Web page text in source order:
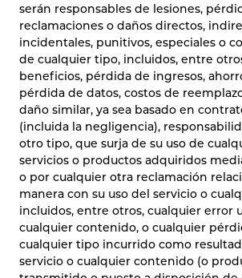
serán responsables de lesiones,
reclamaciones o daños directos,
incidentales, punitivos, especiales o
de cualquier tipo, incluidos, entre
beneficios, pérdida de ingresos,
pérdida de datos, costos de
daño similar, ya sea basado en
(incluida la negligencia),
otro tipo, que surja de su uso de
servicios o productos adquiridos
o por cualquier otra reclamación
manera con su uso del servicio o
incluidos, entre otros, cualquier error
cualquier contenido, o cualquier
cualquier tipo incurrido como
servicio o cualquier contenido (o